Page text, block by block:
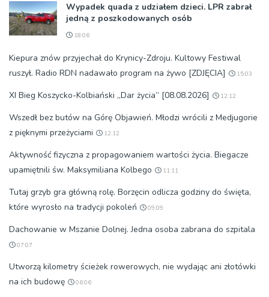
Wypadek quada z udziałem dzieci. LPR zabrał
jedną z poszkodowanych osób
18:06
Kiepura znów przyjechał do Krynicy-Zdroju. Kultowy Festiwal
ruszył. Radio RDN nadawało program na żywo [ZDJĘCIA]
15:03
XI Bieg Koszycko-Kolbiański „Dar życia” [08.08.2026] 12:12
Wszedł bez butów na Górę Objawień. Młodzi wrócili z Medjugorie
z pięknymi przeżyciami
12:12
Aktywność fizyczna z propagowaniem wartości życia. Biegacze
upamiętnili św. Maksymiliana Kolbego
11:11
Tutaj grzyb gra główną rolę. Borzęcin odlicza godziny do święta,
które wyrosło na tradycji pokoleń
09:09
Dachowanie w Mszanie Dolnej. Jedna osoba zabrana do szpitala
07:07
Utworzą kilometry ścieżek rowerowych, nie wydając ani złotówki
na ich budowę
06:06